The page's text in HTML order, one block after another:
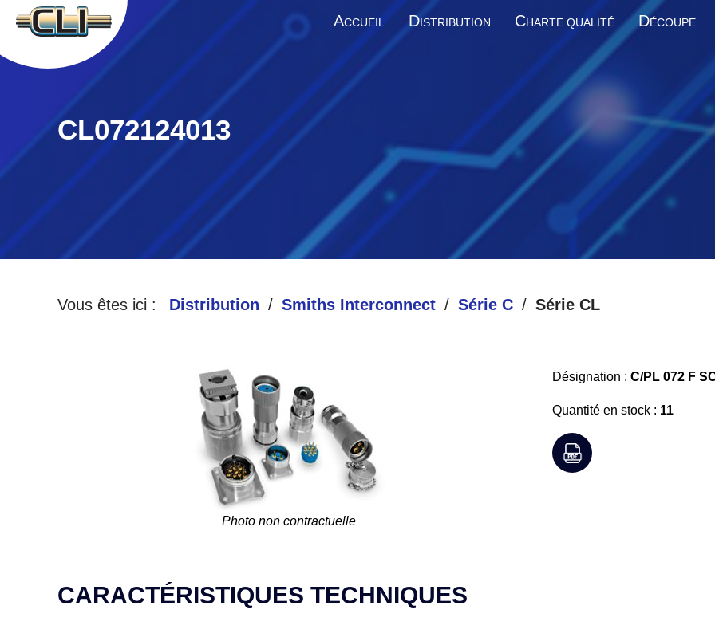
ACCUEIL DISTRIBUTION CHARTE QUALITÉ DÉCOUPE
CL072124013
Vous êtes ici : Distribution Smiths Interconnect Série C Série CL
Photo non contractuelle
Désignation : C/PL 072 F
Quantité en stock : 11
CARACTÉRISTIQUES TECHNIQUES